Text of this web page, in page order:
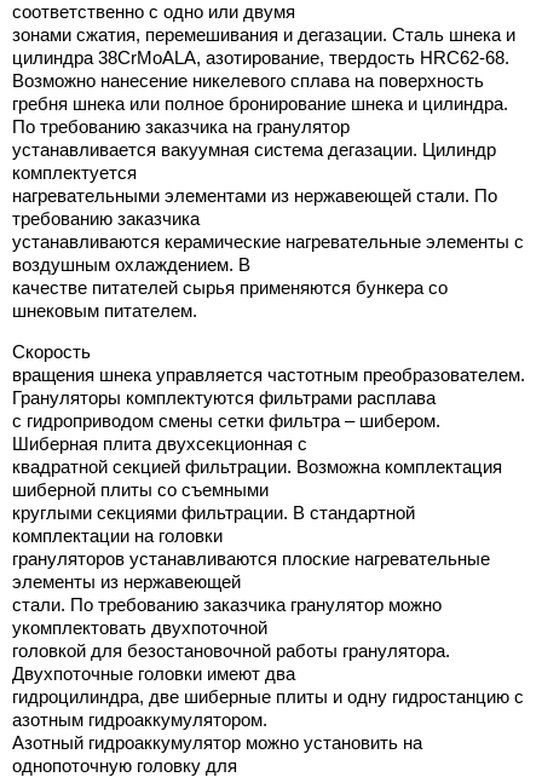
соответственно с одно или двумя
зонами сжатия, перемешивания и дегазации. Сталь шнека и
цилиндра 38CrMoALA, азотирование, твердость HRC62-68.
Возможно нанесение никелевого сплава на поверхность
гребня шнека или полное бронирование шнека и цилиндра.
По требованию заказчика на гранулятор
устанавливается вакуумная система дегазации. Цилиндр
комплектуется
нагревательными элементами из нержавеющей стали. По
требованию заказчика
устанавливаются керамические нагревательные элементы с
воздушным охлаждением. В
качестве питателей сырья применяются бункера со
шнековым питателем.
Скорость
вращения шнека управляется частотным преобразователем.
Грануляторы комплектуются фильтрами расплава
с гидроприводом смены сетки фильтра – шибером.
Шиберная плита двухсекционная с
квадратной секцией фильтрации. Возможна комплектация
шиберной плиты со съемными
круглыми секциями фильтрации. В стандартной
комплектации на головки
грануляторов устанавливаются плоские нагревательные
элементы из нержавеющей
стали. По требованию заказчика гранулятор можно
укомплектовать двухпоточной
головкой для безостановочной работы гранулятора.
Двухпоточные головки имеют два
гидроцилиндра, две шиберные плиты и одну гидростанцию с
азотным гидроаккумулятором.
Азотный гидроаккумулятор можно установить на
однопоточную головку для